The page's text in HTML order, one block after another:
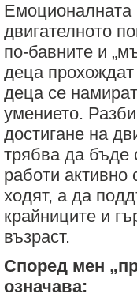
Емоционалната
двигателното
по-бавните и
деца прохождат
деца се
умението.
достигане на
трябва да бъде
работи активно
ходят, а да
крайниците и
възраст.
Според мен
означава: